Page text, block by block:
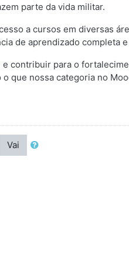
parte da vida militar.
a cursos em diversas
de aprendizado completa
contribuir para o
que nossa categoria no
Vai